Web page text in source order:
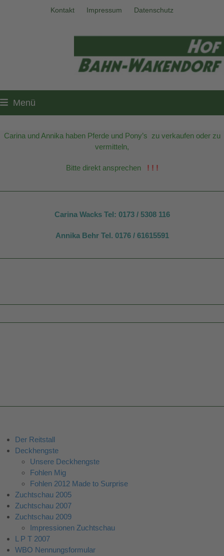
Kontakt Impressum Datenschutz
Menü
Carina und Annika haben Pferde und Pony’s zu verkaufen oder zu
vermitteln,
Bitte direkt ansprechen ! ! !
Carina Wacks Tel: 0173 / 5308 116
Annika Behr Tel. 0176 / 61615591
Der Reitstall
Deckhengste
Unsere Deckhengste
Fohlen Mig
Fohlen 2012 Made to Surprise
Zuchtschau 2005
Zuchtschau 2007
Zuchtschau 2009
Impressionen Zuchtschau
L P T 2007
WBO Nennungsformular